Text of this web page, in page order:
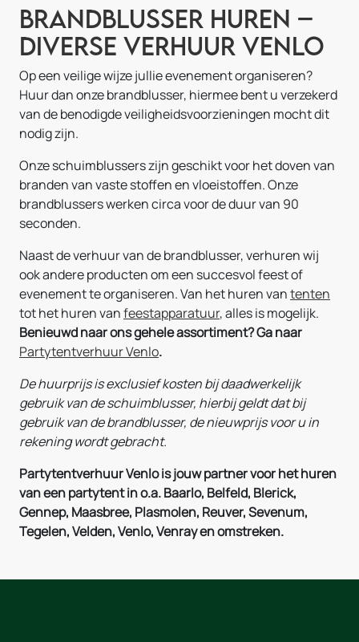
Brandblusser Huren –
Diverse Verhuur Venlo
Op een veilige wijze jullie evenement organiseren?
Huur dan onze brandblusser, hiermee bent u verzekerd
van de benodigde veiligheidsvoorzieningen mocht dit
nodig zijn.
Onze schuimblussers zijn geschikt voor het doven van
branden van vaste stoffen en vloeistoffen. Onze
brandblussers werken circa voor de duur van 90
seconden.
Naast de verhuur van de brandblusser, verhuren wij
ook andere producten om een succesvol feest of
evenement te organiseren. Van het huren vantenten
tot het huren vanfeestapparatuur, alles is mogelijk.
Benieuwd naar ons gehele assortiment? Ga naar
Partytentverhuur Venlo.
De huurprijs is exclusief kosten bij daadwerkelijk
gebruik van de schuimblusser, hierbij geldt dat bij
gebruik van de brandblusser, de nieuwprijs voor u in
rekening wordt gebracht.
Partytentverhuur Venlo is jouw partner voor het huren
van een partytent in o.a. Baarlo, Belfeld, Blerick,
Gennep, Maasbree, Plasmolen, Reuver, Sevenum,
Tegelen, Velden, Venlo, Venray en omstreken.